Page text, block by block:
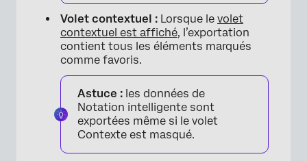
Volet contextuel : Lorsque le volet
contextuel est affiché, l’exportation
contient tous les éléments marqués
comme favoris.
Astuce : les données de
Notation intelligente sont
exportées même si le volet
Contexte est masqué.